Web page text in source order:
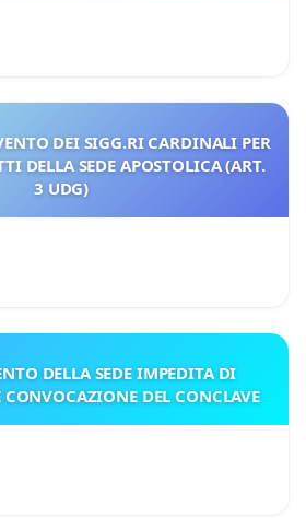
DEI SIGG.RI CARDINALI PER
DELLA SEDE APOSTOLICA (ART.
3 UDG)
DELLA SEDE IMPEDITA DI
CONVOCAZIONE DEL CONCLAVE